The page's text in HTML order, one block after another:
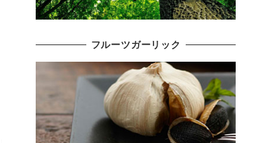
フルーツガーリック